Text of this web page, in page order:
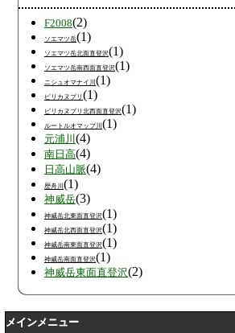
F2008(2)
ソエマツ岳(1)
ソエマツ岳北面直登沢(1)
ソエマツ岳南西面直登沢(1)
ニシュオマナイ川 (1)
ピリカヌプリ (1)
ピリカヌプリ北西面直登沢(1)
ルートルオマップ川 (1)
元浦川 (4)
南日高(4)
日高山脈(4)
歴舟川 (1)
神威岳(3)
神威岳北東面直登沢(1)
神威岳北西面直登沢(1)
神威岳南東面直登沢(1)
神威岳南面直登沢(1)
神威岳東面直登沢(2)
メインメニュー